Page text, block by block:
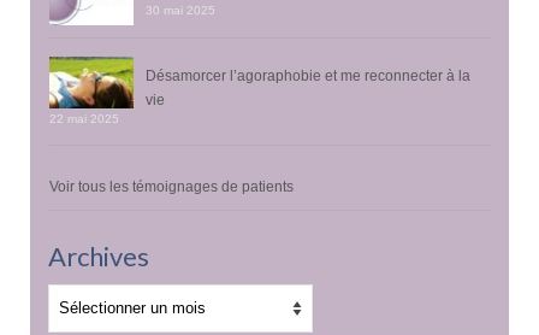
30 mai 2025
Désamorcer l’agoraphobie et me reconnecter à la
vie
22 mai 2025
Voir tous les témoignages de patients
Archives